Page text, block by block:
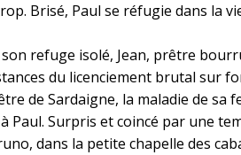
Brisé, Paul se réfugie dans la
refuge isolé, Jean, prêtre
du licenciement brutal sur
de Sardaigne, la maladie de
Surpris et coincé par une
dans la petite chapelle des